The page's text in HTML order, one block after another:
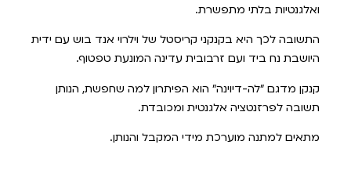
ואלגנטיות בלתי מתפשרת.
התשובה לכך היא בקנקני קריסטל של וילרוי אנד בוש עם ידית
היושבת נח ביד ועם זרבובית עדינה המונעת טפטוף.
קנקן מדגם "לה-דיוינה" הוא הפיתרון למה שחפשת, הנותן
תשובה לפרזנטציה אלגנטית ומכובדת.
מתאים למתנה מוערכת מידי המקבל והנותן.